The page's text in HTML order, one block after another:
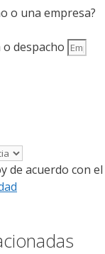
o una empresa?
despacho
de acuerdo con el